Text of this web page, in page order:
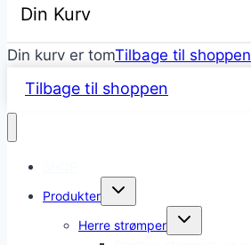
Din Kurv
Din kurv er tomTilbage til shoppen
Tilbage til shoppen
Produkter
Skift
Herre strømper
Skift